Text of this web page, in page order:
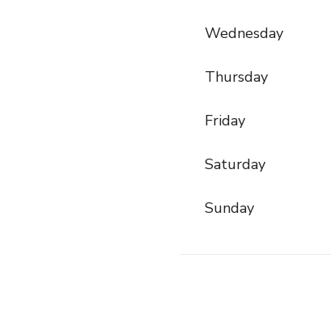
Wednesday
Thursday
Friday
Saturday
Sunday